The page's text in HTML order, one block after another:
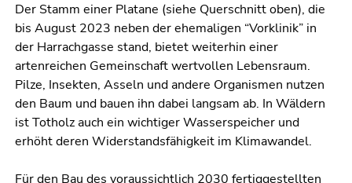
Der Stamm einer Platane (siehe Querschnitt oben), die
bis August 2023 neben der ehemaligen “Vorklinik” in
der Harrachgasse stand, bietet weiterhin einer
artenreichen Gemeinschaft wertvollen Lebensraum.
Pilze, Insekten, Asseln und andere Organismen nutzen
den Baum und bauen ihn dabei langsam ab. In Wäldern
ist Totholz auch ein wichtiger Wasserspeicher und
erhöht deren Widerstandsfähigkeit im Klimawandel.
Für den Bau des voraussichtlich 2030 fertiggestellten